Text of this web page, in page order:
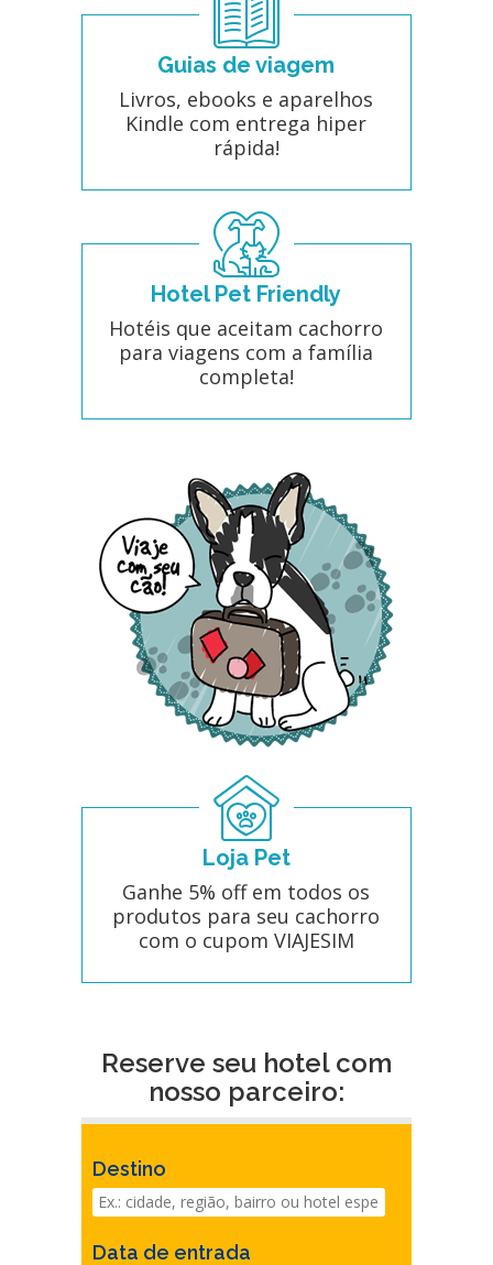
Guias de viagem
Livros, ebooks e aparelhos
Kindle com entrega hiper
rápida!
Hotel Pet Friendly
Hotéis que aceitam cachorro
para viagens com a família
completa!
Loja Pet
Ganhe 5% off em todos os
produtos para seu cachorro
com o cupom VIAJESIM
Reserve seu hotel com
nosso parceiro:
Destino
Data de entrada